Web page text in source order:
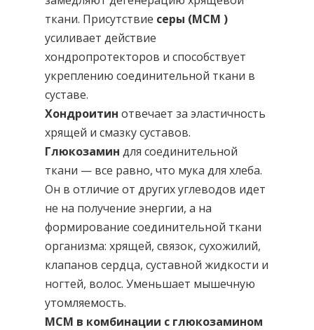
ткани. Присутствие серы (МСМ )
усиливает действие
хондропротекторов и способствует
укреплению соединительной ткани в
суставе.
Хондроитин отвечает за эластичность
хрящей и смазку суставов.
Глюкозамин для соединительной
ткани — все равно, что мука для хлеба.
Он в отличие от других углеводов идет
не на получение энергии, а на
формирование соединительной ткани
организма: хрящей, связок, сухожилий,
клапанов сердца, суставной жидкости и
ногтей, волос. Уменьшает мышечную
утомляемость.
МСМ в комбинации с глюкозамином